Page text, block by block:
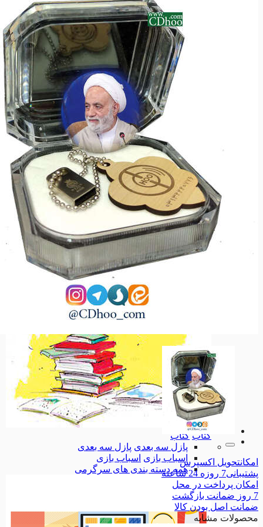
نرم افزار
مذهبی
ادبیات ادبیات
خانه و خانواده خانه و خانواده
ازدواج ازدواج
تربیتی تربیتی
سواد رسانه سواد رسانه
مهارت های زندگی
مهارت های زندگی
آموزشی
آموزشی
داستان و رمان
اشخاص اشخاص
انقلاب
انقلاب
مدیریت مدیریت
هنر
کودک و نوجوان کودک و نوجوان
تاریخ، جغرافیا تاریخ، جغرافیا
همه دسته بندی های کتاب
کتاب کتاب
پازل سه بعدی پازل سه بعدی
اسباب بازی اسباب بازی
همه دسته بندی های سرگرمی
امکانتحویل اکسپرس
پشتیبانی7 روزه 24 ساعته
امکان پرداخت در محل
7 روز
ضمانت بازگشت
ضمانت اصل بودن کالا
محصولات مشابه